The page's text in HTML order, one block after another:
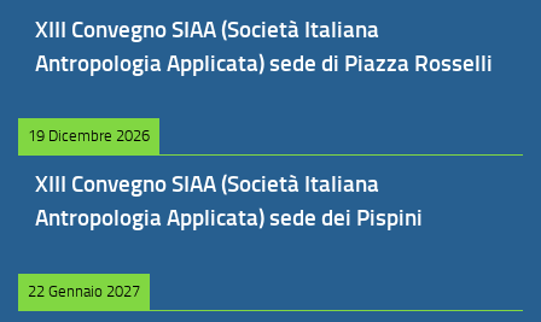
XIII Convegno SIAA (Società Italiana
Antropologia Applicata) sede di Piazza Rosselli
19 Dicembre 2026
XIII Convegno SIAA (Società Italiana
Antropologia Applicata) sede dei Pispini
22 Gennaio 2027